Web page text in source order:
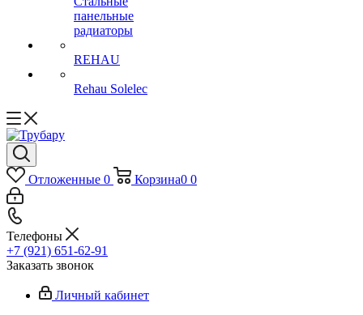
панельные
радиаторы
REHAU
Rehau Solelec
Отложенные 0 Корзина0 0
Телефоны
+7 (921) 651-62-91
Заказать звонок
Личный кабинет